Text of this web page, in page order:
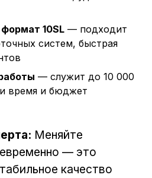
10SL — подходит
систем, быстрая
— служит до 10 000
время и бюджет
Меняйте
— это
качество